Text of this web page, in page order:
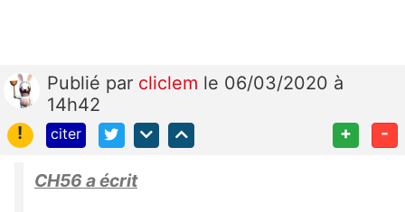
Publié par cliclem le 06/03/2020 à
14h42
!
citer + -
CH56 a écrit